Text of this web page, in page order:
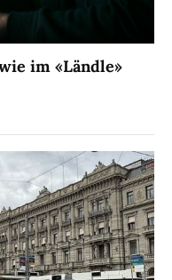
im «Ländle»